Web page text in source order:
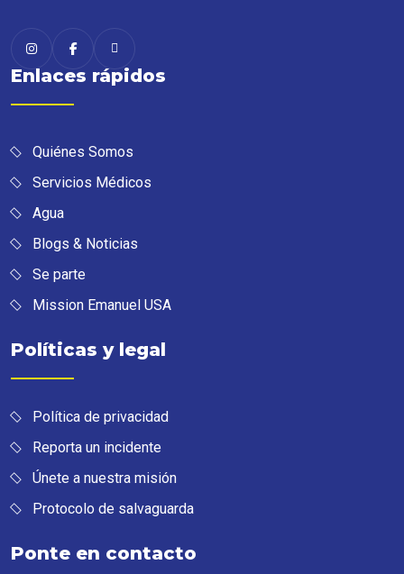
Enlaces rápidos
Quiénes Somos
Servicios Médicos
Agua
Blogs & Noticias
Se parte
Mission Emanuel USA
Políticas y legal
Política de privacidad
Reporta un incidente
Únete a nuestra misión
Protocolo de salvaguarda
Ponte en contacto